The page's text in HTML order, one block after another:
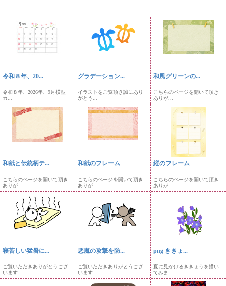
令和８年、20...
令和８年、2026年、9月横型
カ...
グラデーション...
イラストをご覧頂き誠にあり
がとう...
和風グリーンの...
こちらのページを開いて頂き
ありが...
和紙と伝統柄テ...
こちらのページを開いて頂き
ありが...
和紙のフレーム
こちらのページを開いて頂き
ありが...
縦のフレーム
こちらのページを開いて頂き
ありが...
寝苦しい猛暑に...
ご覧いただきありがとうござ
います...
悪魔の攻撃を防...
ご覧いただきありがとうござ
います...
png ききょ...
夏に見かけるききょうを描い
てみま...